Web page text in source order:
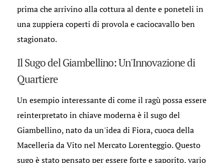
prima che arrivino alla cottura al dente e poneteli in
una zuppiera coperti di provola e caciocavallo ben
stagionato.
Il Sugo del Giambellino: Un'Innovazione di
Quartiere
Un esempio interessante di come il ragù possa essere
reinterpretato in chiave moderna è il sugo del
Giambellino, nato da un'idea di Fiora, cuoca della
Macelleria da Vito nel Mercato Lorenteggio. Questo
sugo è stato pensato per essere forte e saporito, vario